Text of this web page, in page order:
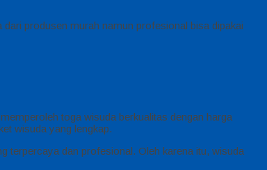
produsen murah namun profesional bisa dipakai
toga wisuda berkualitas dengan harga
wisuda yang lengkap.
terpercaya dan profesional. Oleh karena itu, wisuda